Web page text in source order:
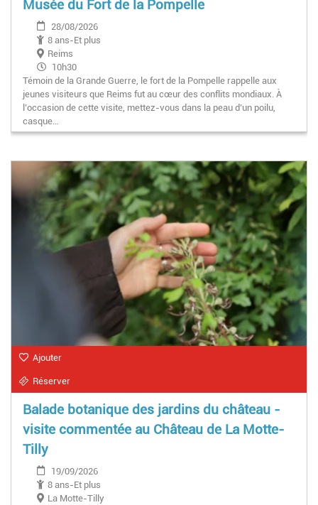
Musée du Fort de la Pompelle
28/08/2026
8 ans-Et plus
Reims
10h30
Témoin de la Grande Guerre, le fort de la Pompelle rappelle aux
jeunes visiteurs que Reims fut au cœur des conflits mondiaux. À
l’occasion de cette visite, mettez-vous dans la peau d’un poilu,
casque…
Ajouter
Réserver
Balade botanique des jardins du château -
visite commentée au Château de La Motte-
Tilly
19/09/2026
8 ans-Et plus
La Motte-Tilly